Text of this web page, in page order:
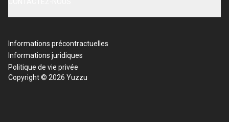
Informations précontractuelles
Informations juridiques
Politique de vie privée
Copyright © 2026 Yuzzu